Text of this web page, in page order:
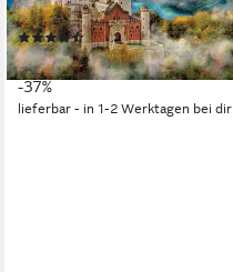
Puzzleteile, Made in Europe
(47)
ab 15,10 € UVP23,99 €
-37%
lieferbar - in 1-2 Werktagen bei dir